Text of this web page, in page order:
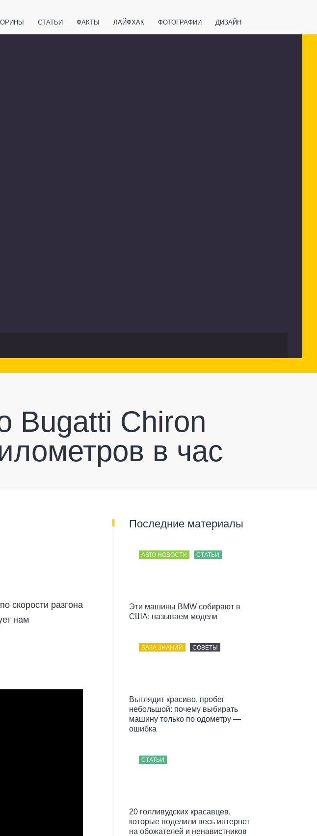
СТАТЬИ ФАКТЫ ЛАЙФХАК ФОТОГРАФИИ ДИЗАЙН
Bugatti Chiron
в час
скорости разгона
нам
Последние материалы
АВТО НОВОСТИ СТАТЬИ
Эти машины BMW собирают в
США: называем модели
БАЗА ЗНАНИЙ СОВЕТЫ
Выглядит красиво, пробег
небольшой: почему выбирать
машину только по одометру —
ошибка
СТАТЬИ
20 голливудских красавцев,
которые поделили весь интернет
на обожателей и ненавистников